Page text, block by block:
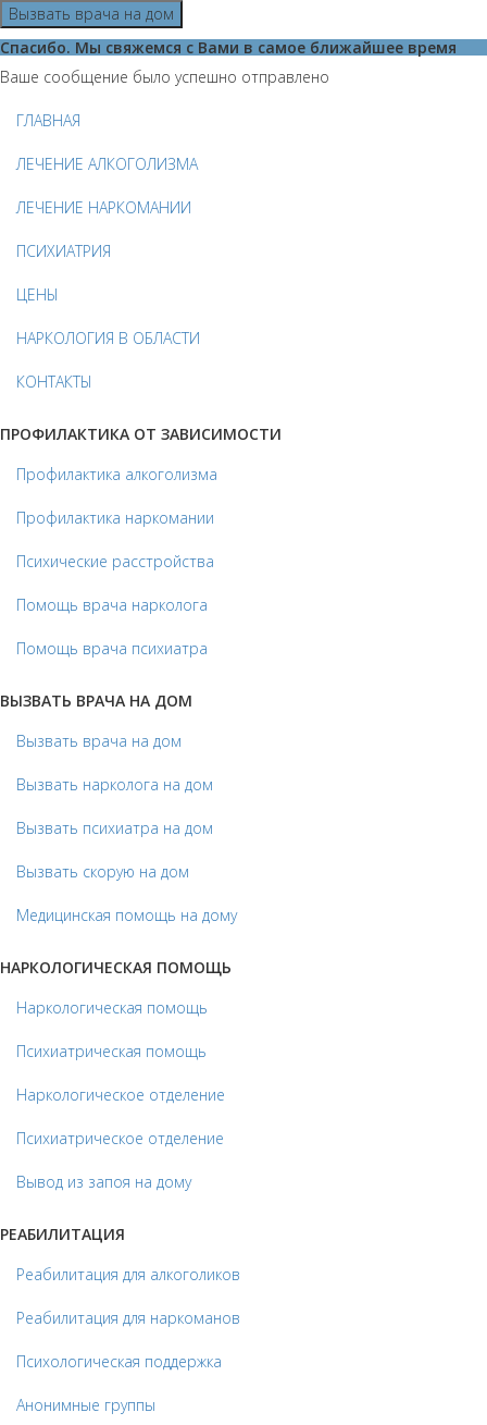
Вызвать врача на дом
Спасибо. Мы свяжемся с Вами в самое ближайшее время
Ваше сообщение было успешно отправлено
ГЛАВНАЯ
ЛЕЧЕНИЕ АЛКОГОЛИЗМА
ЛЕЧЕНИЕ НАРКОМАНИИ
ПСИХИАТРИЯ
ЦЕНЫ
НАРКОЛОГИЯ В ОБЛАСТИ
КОНТАКТЫ
ПРОФИЛАКТИКА ОТ ЗАВИСИМОСТИ
Профилактика алкоголизма
Профилактика наркомании
Психические расстройства
Помощь врача нарколога
Помощь врача психиатра
ВЫЗВАТЬ ВРАЧА НА ДОМ
Вызвать врача на дом
Вызвать нарколога на дом
Вызвать психиатра на дом
Вызвать скорую на дом
Медицинская помощь на дому
НАРКОЛОГИЧЕСКАЯ ПОМОЩЬ
Наркологическая помощь
Психиатрическая помощь
Наркологическое отделение
Психиатрическое отделение
Вывод из запоя на дому
РЕАБИЛИТАЦИЯ
Реабилитация для алкоголиков
Реабилитация для наркоманов
Психологическая поддержка
Анонимные группы